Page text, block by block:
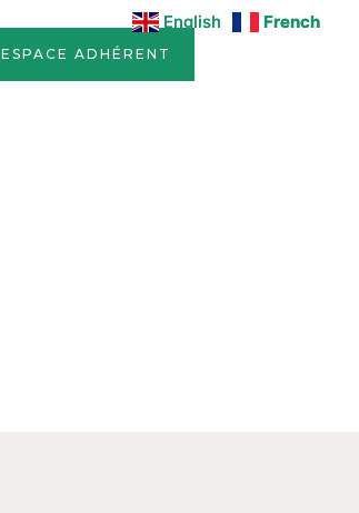
ESPACE ADHÉRENT
English French
English French